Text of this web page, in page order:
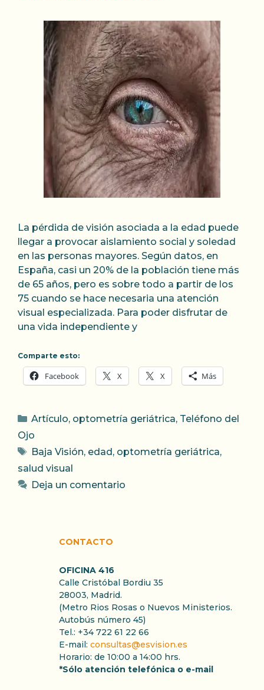
La pérdida de visión asociada a la edad puede
llegar a provocar aislamiento social y soledad
en las personas mayores. Según datos, en
España, casi un 20% de la población tiene más
de 65 años, pero es sobre todo a partir de los
75 cuando se hace necesaria una atención
visual especializada. Para poder disfrutar de
una vida independiente y
Comparte esto:
Facebook X X Más
Categorías
Artículo, optometría geriátrica, Teléfono del
Ojo
Etiquetas
Baja Visión, edad , optometría geriátrica,
salud visual
Deja un comentario
CONTACTO
OFICINA 416
Calle Cristóbal Bordiu 35
28003, Madrid.
(Metro Rios Rosas o Nuevos Ministerios.
Autobús número 45)
Tel.: +34 722 61 22 66
E-mail: consultas@esvision.es
Horario: de 10:00 a 14:00 hrs.
*Sólo atención telefónica o e-mail